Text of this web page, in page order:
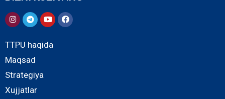
TTPU haqida
Maqsad
Strategiya
Xujjatlar